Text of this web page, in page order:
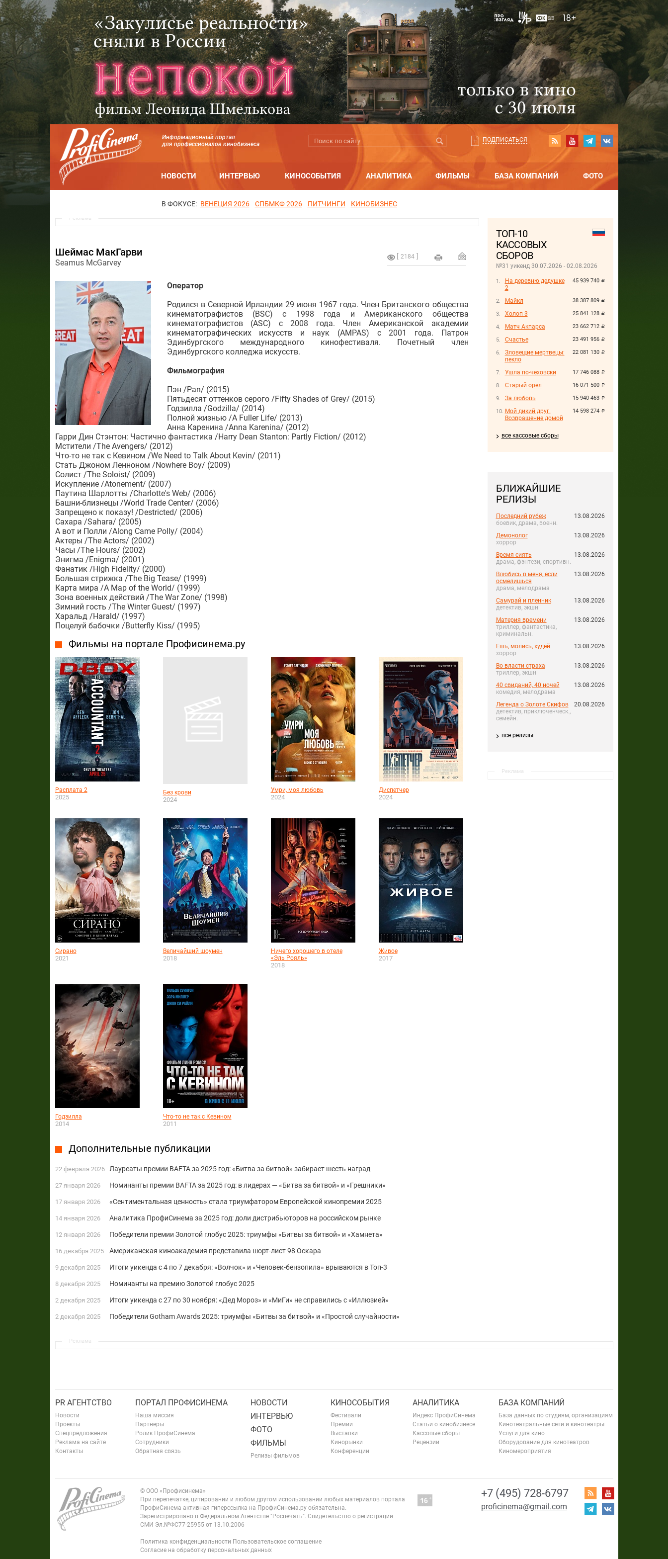
Информационный портал
для профессионалов кинобизнеса
ПОДПИСАТЬСЯ
НОВОСТИ ИНТЕРВЬЮ КИНОСОБЫТИЯ АНАЛИТИКА ФИЛЬМЫ БАЗА КОМПАНИЙ ФОТО
В ФОКУСЕ: ВЕНЕЦИЯ 2026 СПБМКФ 2026 ПИТЧИНГИ КИНОБИЗНЕС
ТОП-10
КАССОВЫХ
СБОРОВ
№31 уикенд 30.07.2026 - 02.08.2026
45 939 740 руб.
На деревню дедушке
2
38 387 809 руб.
Майкл
25 841 128 руб.
Холоп 3
23 662 712 руб.
Матч Акпарса
23 491 956 руб.
Счастье
22 081 130 руб.
Зловещие мертвецы:
пекло
17 746 088 руб.
Ушла по-чеховски
16 071 500 руб.
Старый орел
15 940 463 руб.
За любовь
14 598 274 руб.
Мой дикий друг.
Возвращение домой
все кассовые сборы
БЛИЖАЙШИЕ
РЕЛИЗЫ
Последний рубеж
боевик, драма, военн.
13.08.2026
Демонолог
хоррор
13.08.2026
Время сиять
драма, фэнтези, спортивн.
13.08.2026
Влюбись в меня, если
осмелишься
драма, мелодрама
13.08.2026
Самурай и пленник
детектив, экшн
13.08.2026
Материя времени
триллер, фантастика,
криминальн.
13.08.2026
Ешь, молись, худей
хоррор
13.08.2026
Во власти страха
триллер, экшн
13.08.2026
40 свиданий, 40 ночей
комедия, мелодрама
13.08.2026
Легенда о Золоте Скифов
детектив, приключенческ.,
семейн.
20.08.2026
все релизы
Реклама
Реклама
2184
Шеймас МакГарви
Seamus McGarvey
Оператор
Родился в Северной Ирландии 29 июня 1967 года. Член Британского общества
кинематографистов (BSC) с 1998 года и Американского общества
кинематографистов (ASC) с 2008 года. Член Американской академии
кинематографических искусств и наук (AMPAS) с 2001 года. Патрон
Эдинбургского международного кинофестиваля. Почетный член
Эдинбургского колледжа искусств.
Фильмография
Пэн /Pan/ (2015)
Пятьдесят оттенков серого /Fifty Shades of Grey/ (2015)
Годзилла /Godzilla/ (2014)
Полной жизнью /A Fuller Life/ (2013)
Анна Каренина /Anna Karenina/ (2012)
Гарри Дин Стэнтон: Частично фантастика /Harry Dean Stanton: Partly Fiction/ (2012)
Мстители /The Avengers/ (2012)
Что-то не так с Кевином /We Need to Talk About Kevin/ (2011)
Стать Джоном Ленноном /Nowhere Boy/ (2009)
Солист /The Soloist/ (2009)
Искупление /Atonement/ (2007)
Паутина Шарлотты /Charlotte's Web/ (2006)
Башни-близнецы /World Trade Center/ (2006)
Запрещено к показу! /Destricted/ (2006)
Сахара /Sahara/ (2005)
А вот и Полли /Along Came Polly/ (2004)
Актеры /The Actors/ (2002)
Часы /The Hours/ (2002)
Энигма /Enigma/ (2001)
Фанатик /High Fidelity/ (2000)
Большая стрижка /The Big Tease/ (1999)
Карта мира /A Map of the World/ (1999)
Зона военных действий /The War Zone/ (1998)
Зимний гость /The Winter Guest/ (1997)
Харальд /Harald/ (1997)
Поцелуй бабочки /Butterfly Kiss/ (1995)
Фильмы на портале Профисинема.ру
Расплата 2
2025
Без крови
2024
Умри, моя любовь
2024
Диспетчер
2024
Сирано
2021
Величайший шоумен
2018
Ничего хорошего в отеле
«Эль Рояль»
2018
Живое
2017
Годзилла
2014
Что-то не так с Кевином
2011
Дополнительные публикации
22 февраля 2026 Лауреаты премии BAFTA за 2025 год: «Битва за битвой» забирает шесть наград
27 января 2026 Номинанты премии BAFTA за 2025 год: в лидерах — «Битва за битвой» и «Грешники»
17 января 2026 «Сентиментальная ценность» стала триумфатором Европейской кинопремии 2025
14 января 2026 Аналитика ПрофиСинема за 2025 год: доли дистрибьюторов на российском рынке
12 января 2026 Победители премии Золотой глобус 2025: триумфы «Битвы за битвой» и «Хамнета»
16 декабря 2025 Американская киноакадемия представила шорт-лист 98 Оскара
9 декабря 2025 Итоги уикенда с 4 по 7 декабря: «Волчок» и «Человек-бензопила» врываются в Топ-3
8 декабря 2025 Номинанты на премию Золотой глобус 2025
2 декабря 2025 Итоги уикенда с 27 по 30 ноября: «Дед Мороз» и «МиГи» не справились с «Иллюзией»
2 декабря 2025 Победители Gotham Awards 2025: триумфы «Битвы за битвой» и «Простой случайности»
Реклама
PR АГЕНТСТВО
Новости
Проекты
Спецпредложения
Реклама на сайте
Контакты
ПОРТАЛ ПРОФИСИНЕМА
Наша миссия
Партнеры
Ролик ПрофиСинема
Сотрудники
Обратная связь
НОВОСТИ
ИНТЕРВЬЮ
ФОТО
ФИЛЬМЫ
Релизы фильмов
КИНОСОБЫТИЯ
Фестивали
Премии
Выставки
Кинорынки
Конференции
АНАЛИТИКА
Индекс ПрофиСинема
Статьи о кинобизнесе
Кассовые сборы
Рецензии
БАЗА КОМПАНИЙ
База данных по студиям, организациям
Кинотеатральные сети и кинотеатры
Услуги для кино
Оборудование для кинотеатров
Киномероприятия
+7 (495) 728-6797
proficinema@gmail.com
© ООО «Профисинема»
При перепечатке, цитировании и любом другом использовании любых материалов портала
ПрофиСинема активная гиперссылка на ПрофиСинема.ру обязательна.
Зарегистрировано в Федеральном Агентстве "Роспечать". Свидетельство о регистрации
СМИ Эл.№ФС77-25955 от 13.10.2006
Политика конфиденциальности Пользовательское соглашение
Согласие на обработку персональных данных